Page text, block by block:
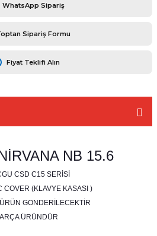
WhatsApp Sipariş
Sipariş Formu
Fiyat Teklifi Alın
NB 15.6
CSD C15 SERİSİ
COVER (KLAVYE KASASI )
GONDERİLECEKTİR
ÜRÜNDÜR